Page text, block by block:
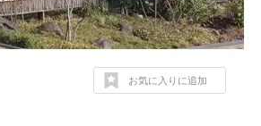
お気に入りに追加